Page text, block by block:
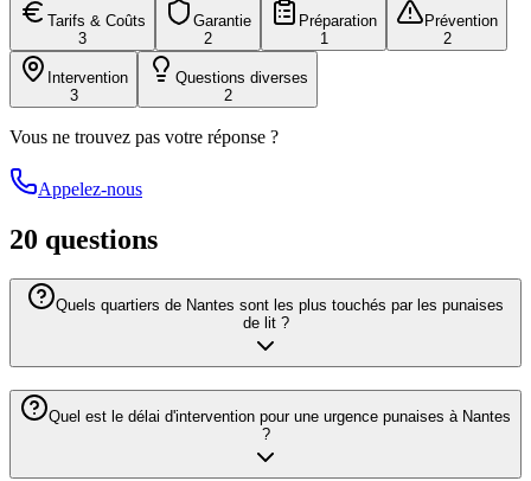
Tarifs & Coûts
3
Garantie
2
Préparation
1
Prévention
2
Intervention
3
Questions diverses
2
Vous ne trouvez pas votre réponse ?
Appelez-nous
20 questions
Quels quartiers de Nantes sont les plus touchés par les punaises
de lit ?
Quel est le délai d'intervention pour une urgence punaises à Nantes
?